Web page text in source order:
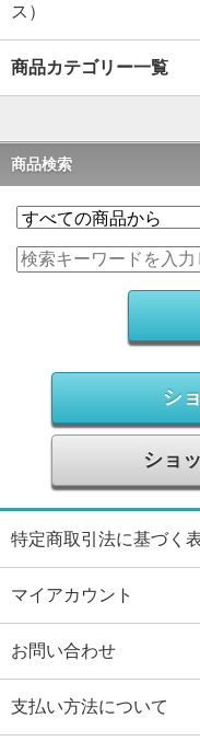
ス）
商品カテゴリー一覧
商品検索
シ
ショ
特定商取引法に基づく
マイアカウント
お問い合わせ
支払い方法について